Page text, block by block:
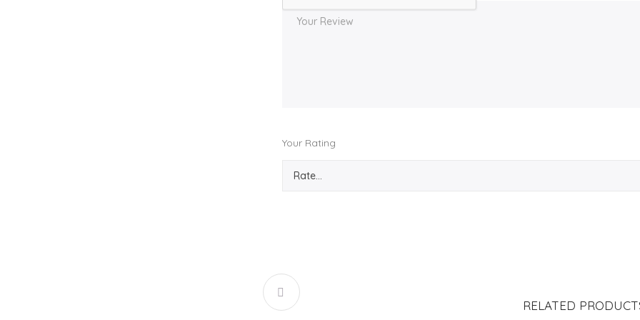
Your Rating
RELATED